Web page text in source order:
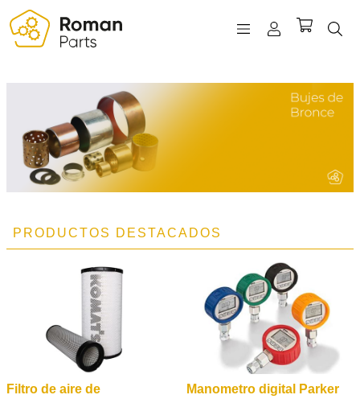
INICIAR SESIÓN
WISHLIST (0)
PRODUCTOS DESTACADOS
Filtro de aire de
Manometro digital Parker